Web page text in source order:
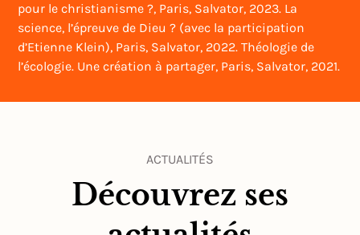
pour le christianisme ?, Paris, Salvator, 2023. La
science, l’épreuve de Dieu ? (avec la participation
d’Etienne Klein), Paris, Salvator, 2022. Théologie de
l’écologie. Une création à partager, Paris, Salvator, 2021.
ACTUALITÉS
Découvrez ses